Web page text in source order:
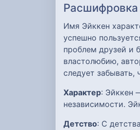
Расшифровка
Имя Эйккен
успешно
проблем друзей и
властолюбию,
следует
Характер: Эйккен
независимости.
Детство: С